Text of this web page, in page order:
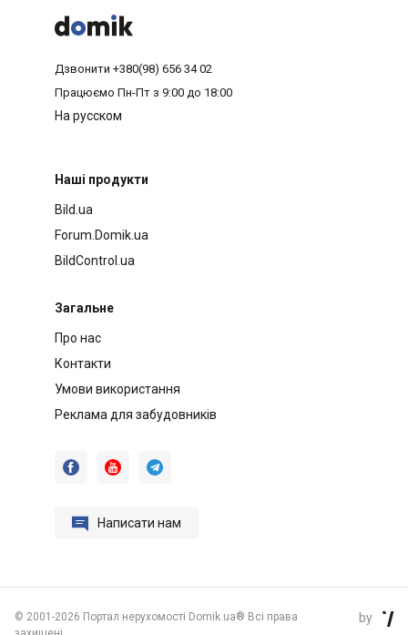



Дзвонити +380(98) 656 34 02
Працюємо Пн-Пт з 9:00 до 18:00
На русском
Наші продукти
Bild.ua
Forum.Domik.ua
BildControl.ua
Загальне
Про нас
Контакти
Умови використання
Реклама для забудовників
  
 Написати нам
© 2001-2026 Портал нерухомості Domik.ua® Всі права
by 